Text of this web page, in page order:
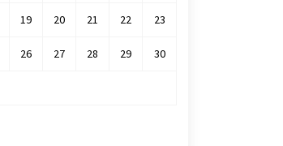
19 20 21 22 23
26 27 28 29 30